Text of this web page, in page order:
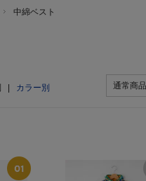
中綿ベスト
カラー別 通常商